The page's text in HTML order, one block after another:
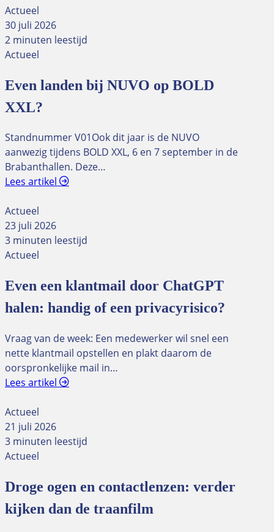
Actueel
30 juli 2026
2 minuten leestijd
Actueel
Even landen bij NUVO op BOLD
XXL?
Standnummer V01Ook dit jaar is de NUVO
aanwezig tijdens BOLD XXL, 6 en 7 september in de
Brabanthallen. Deze…
Lees artikel
Actueel
23 juli 2026
3 minuten leestijd
Actueel
Even een klantmail door ChatGPT
halen: handig of een privacyrisico?
Vraag van de week: Een medewerker wil snel een
nette klantmail opstellen en plakt daarom de
oorspronkelijke mail in…
Lees artikel
Actueel
21 juli 2026
3 minuten leestijd
Actueel
Droge ogen en contactlenzen: verder
kijken dan de traanfilm